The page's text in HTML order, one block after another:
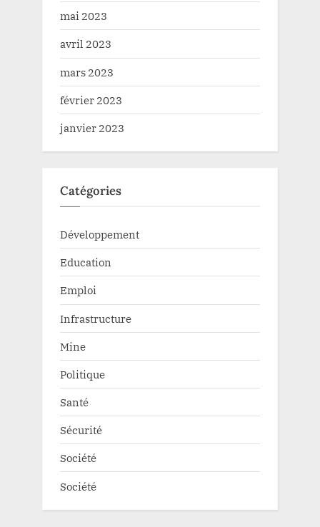
mai 2023
avril 2023
mars 2023
février 2023
janvier 2023
Catégories
Développement
Education
Emploi
Infrastructure
Mine
Politique
Santé
Sécurité
Société
Société